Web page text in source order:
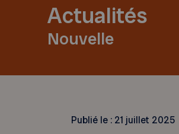
Actualités
Nouvelle
Publié le : 21 juillet 2025